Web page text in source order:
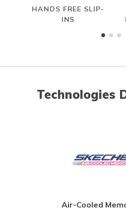
HANDS FREE SLIP-
INS
Technologies
Air-Cooled